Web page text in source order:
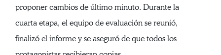
proponer cambios de último minuto. Durante la
cuarta etapa, el equipo de evaluación se reunió,
finalizó el informe y se aseguró de que todos los